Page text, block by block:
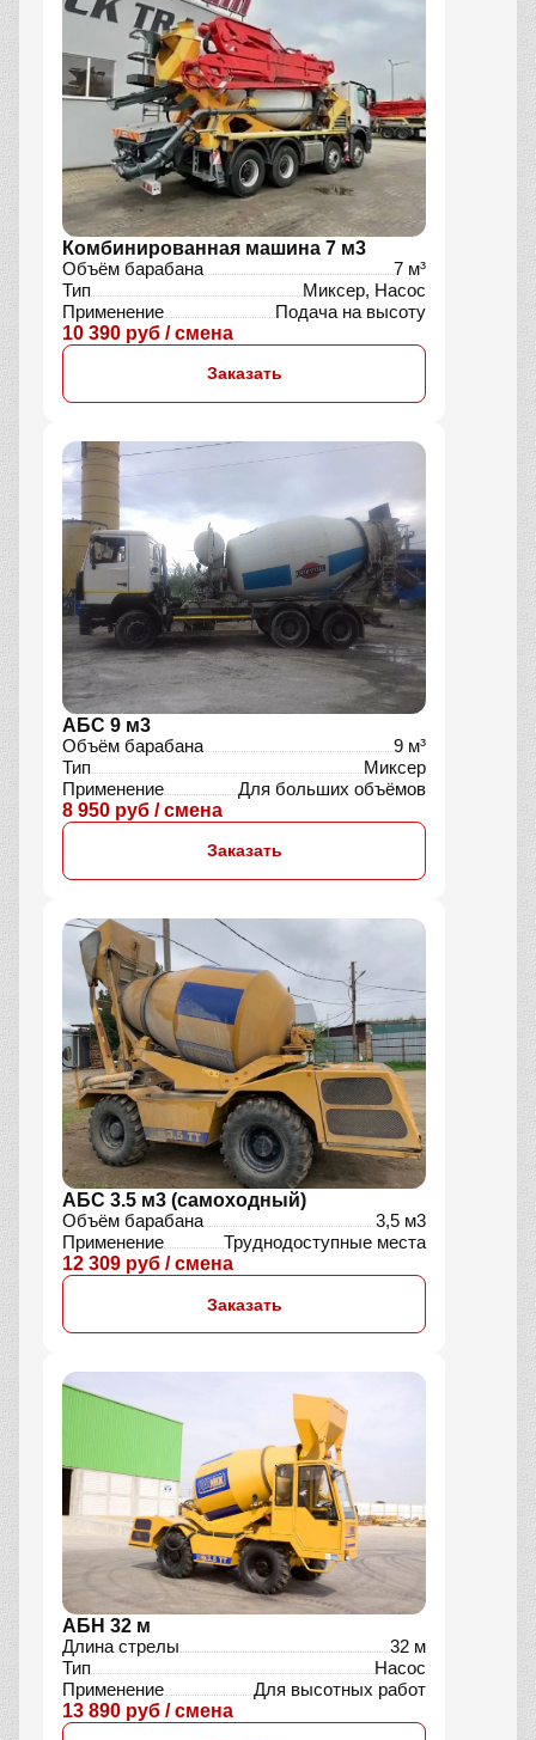
Комбинированная машина 7 м3
Объём барабана
7 м³
Тип
Миксер, Насос
Применение
Подача на высоту
10 390 руб / смена
Заказать
АБС 9 м3
Объём барабана
9 м³
Тип
Миксер
Применение
Для больших объёмов
8 950 руб / смена
Заказать
АБС 3.5 м3 (самоходный)
Объём барабана
3,5 м3
Применение
Труднодоступные места
12 309 руб / смена
Заказать
АБН 32 м
Длина стрелы
32 м
Тип
Насос
Применение
Для высотных работ
13 890 руб / смена